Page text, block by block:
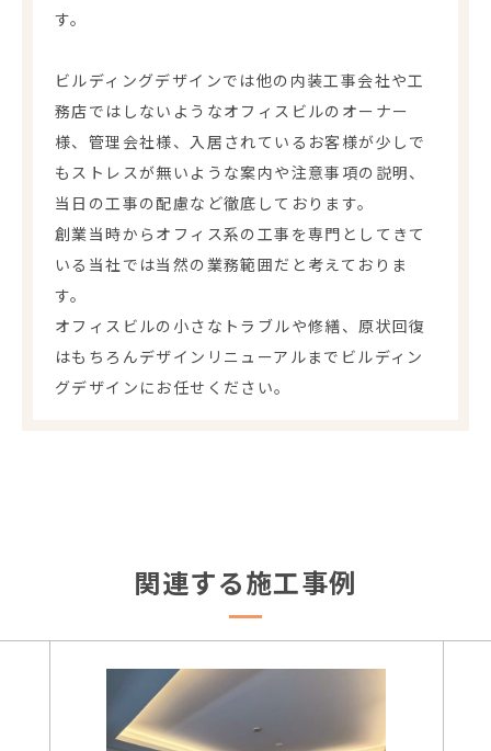
す。
ビルディングデザインでは他の内装工事会社や工
務店ではしないようなオフィスビルのオーナー
様、管理会社様、入居されているお客様が少しで
もストレスが無いような案内や注意事項の説明、
当日の工事の配慮など徹底しております。
創業当時からオフィス系の工事を専門としてきて
いる当社では当然の業務範囲だと考えておりま
す。
オフィスビルの小さなトラブルや修繕、原状回復
はもちろんデザインリニューアルまでビルディン
グデザインにお任せください。
関連する施工事例